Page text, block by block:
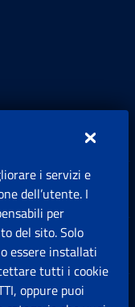
i servizi e
dell’utente. I
per
del sito. Solo
essere installati
tutti i cookie
oppure puoi